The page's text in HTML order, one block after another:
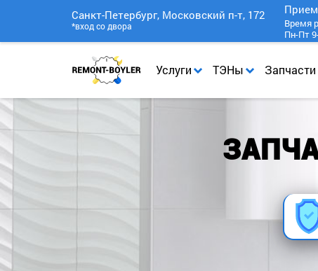
Услуги ТЭНы Запчасти
Санкт-Петербург, Московский п-т, 172
*вход со двора
Время
Пн-Пт